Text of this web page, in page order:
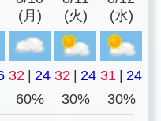
(月)
(火)
(水)
32 | 24 32 | 24 31 | 24
60% 30% 30%